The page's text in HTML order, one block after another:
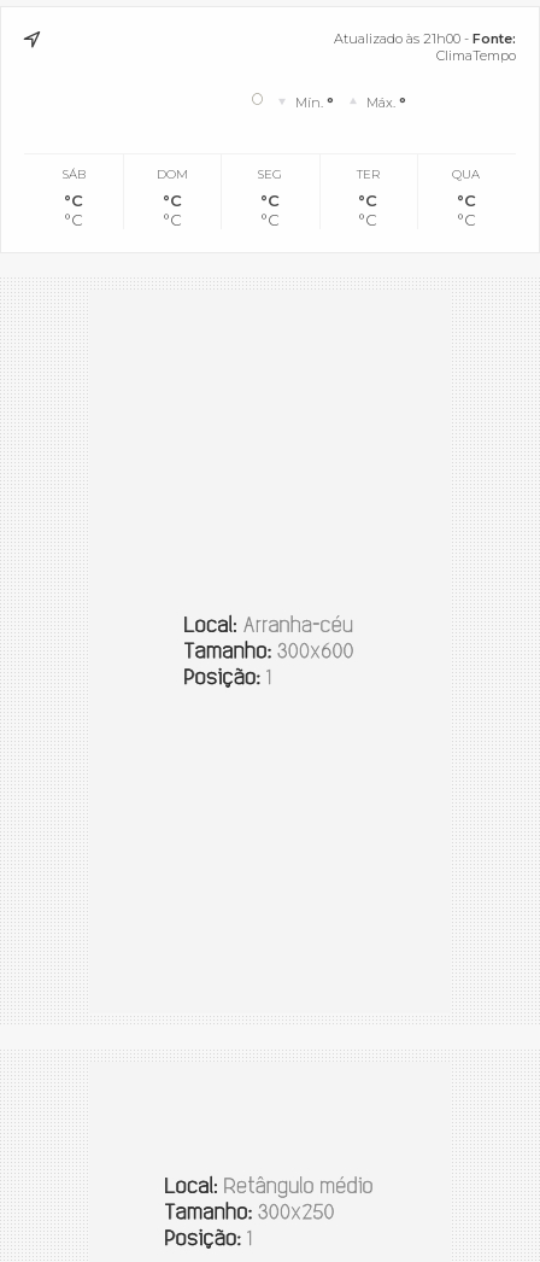
Atualizado às 21h00 - Fonte:
ClimaTempo
° Mín.° Máx.°
SÁB
°C
°C
DOM
°C
°C
SEG
°C
°C
TER
°C
°C
QUA
°C
°C